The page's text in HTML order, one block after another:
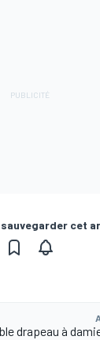
cet
drapeau à